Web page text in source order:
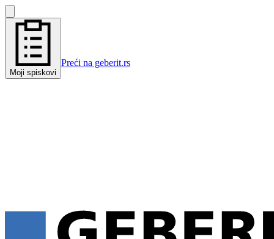
Moji spiskovi
Preći na geberit.rs